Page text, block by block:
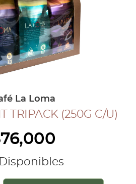
La Loma
TRIPACK (250G C/U)
76,000